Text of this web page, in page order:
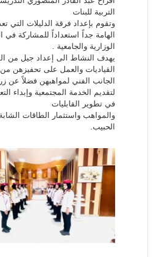
التربية للبنات
وتقوم بإعداد فرقة الدليلات التي
الهامة جداً استعداداً للمشاركة في
الوزارية والجامعية .
يهدف النشاط الى إعداد جيل من
القياديات والعمل على تحفيزهن
الجانب الفني لمواهبهن فضلاً عن
لتقديم الخدمة المجتمعية وإبداء
في تطوير القابليات
والمواهب واستثمار الطاقات
الحبيب.